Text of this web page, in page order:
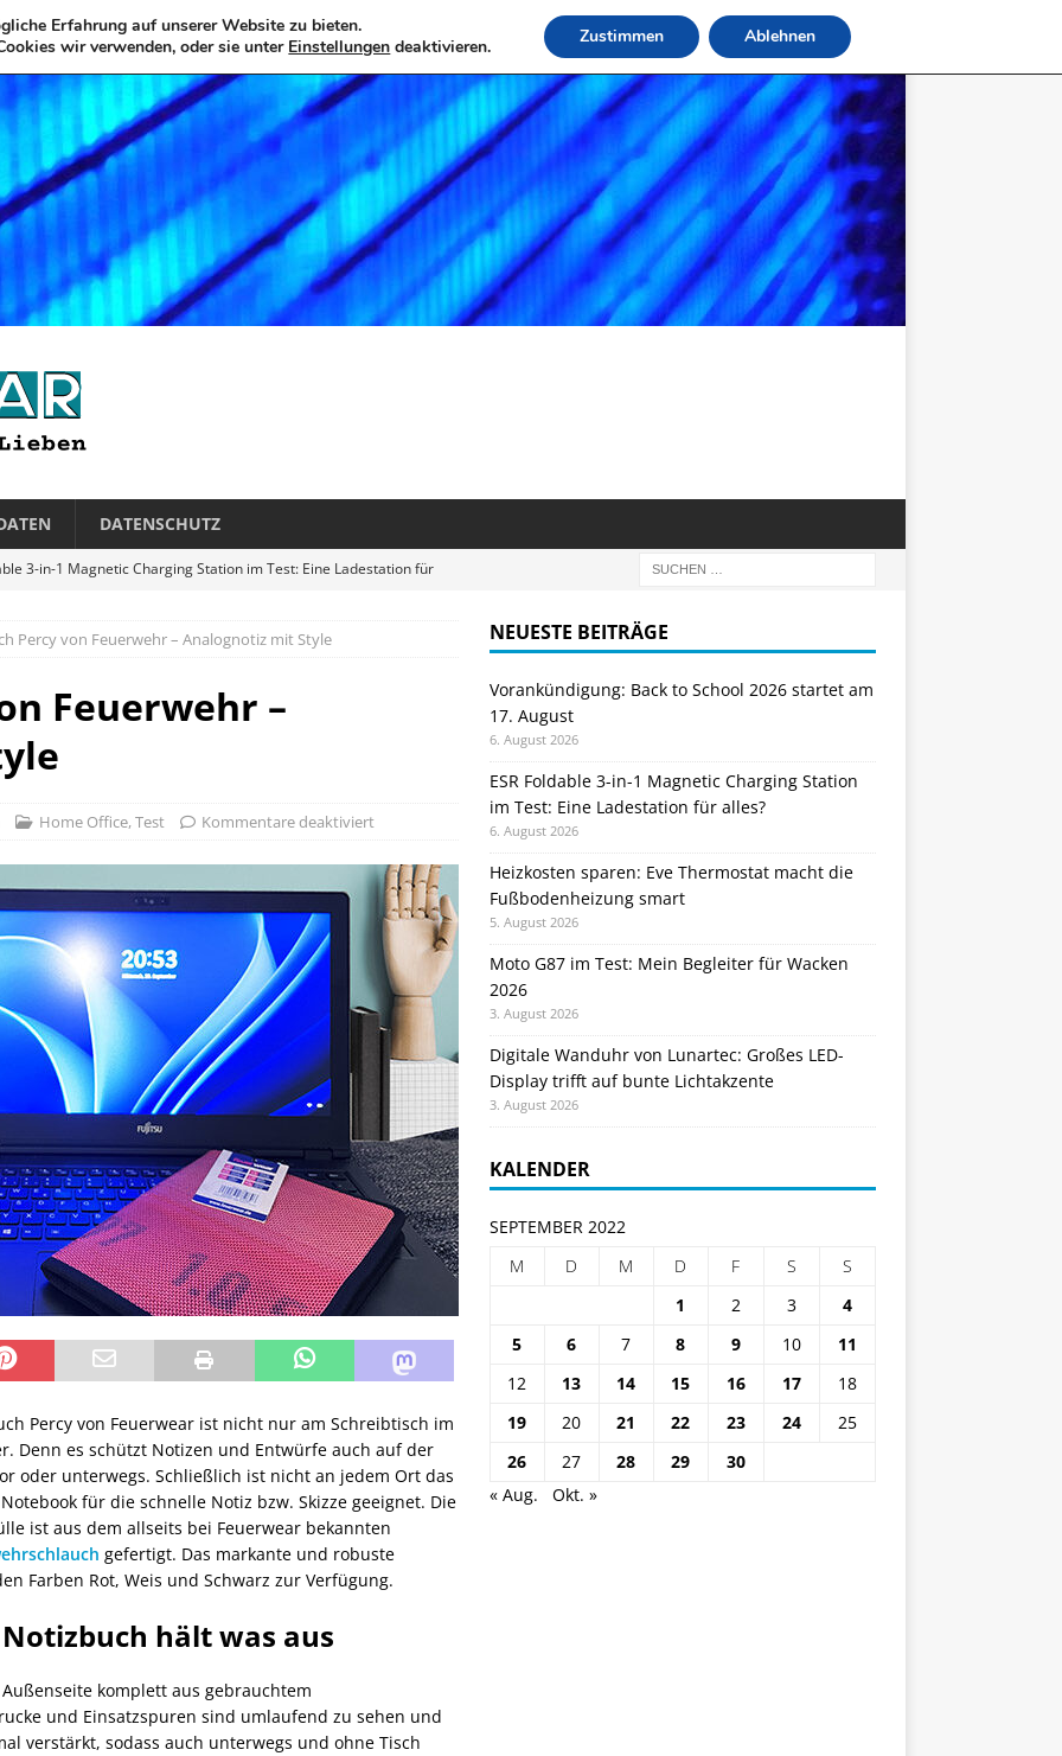
DATENSCHUTZ
3-in-1 Magnetic Charging Station im Test: Eine Ladestation für
sparen: Eve Thermostat macht die Fußbodenheizung smart
im Test: Mein Begleiter für Wacken 2026
von Lunartec: Großes LED-Display trifft auf bunte
Percy von Feuerwehr – Analognotiz mit Style
Feuerwehr –
Home Office,Test Kommentare deaktiviert
Percy von Feuerwear ist nicht nur am Schreibtisch im
Denn es schützt Notizen und Entwürfe auch auf der
oder unterwegs. Schließlich ist nicht an jedem Ort das
für die schnelle Notiz bzw. Skizze geeignet. Die
ist aus dem allseits bei Feuerwear bekannten
gefertigt. Das markante und robuste
Farben Rot, Weis und Schwarz zur Verfügung.
Notizbuch hält was aus
komplett aus gebrauchtem
und Einsatzspuren sind umlaufend zu sehen und
verstärkt, sodass auch unterwegs und ohne Tisch
NEUESTE BEITRÄGE
Vorankündigung: Back to School 2026 startet am
17. August
6. August 2026
ESR Foldable 3-in-1 Magnetic Charging Station
im Test: Eine Ladestation für alles?
6. August 2026
Heizkosten sparen: Eve Thermostat macht die
Fußbodenheizung smart
5. August 2026
Moto G87 im Test: Mein Begleiter für Wacken
2026
3. August 2026
Digitale Wanduhr von Lunartec: Großes LED-
Display trifft auf bunte Lichtakzente
3. August 2026
KALENDER
SEPTEMBER 2022
M
D M D F S
S
1
2 3
4
5
6 7 8 9 10
11
12
13 14 15 16 17
18
19
20 21 22 23 24
25
26
27 28 29
30
« Aug.
Okt. »
Erfahrung auf unserer Website zu bieten.
wir verwenden, oder sie unter Einstellungen deaktivieren. Zustimmen Ablehnen